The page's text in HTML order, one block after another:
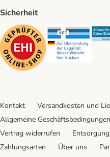
Sicherheit
Security
Kontakt Versandkosten und
Allgemeine Geschäftsbedingungen
Vertrag widerrufen
Zahlungsarten
Über uns